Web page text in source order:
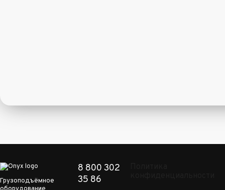
Грузоподъёмное
8 800 302
35 86